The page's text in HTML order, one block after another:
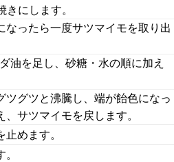
にします。
なったら一度サツマイモを取り出
油を足し、砂糖・水の順に加え
ツグツと沸騰し、端が飴色になっ
サツマイモを戻します。
めます。